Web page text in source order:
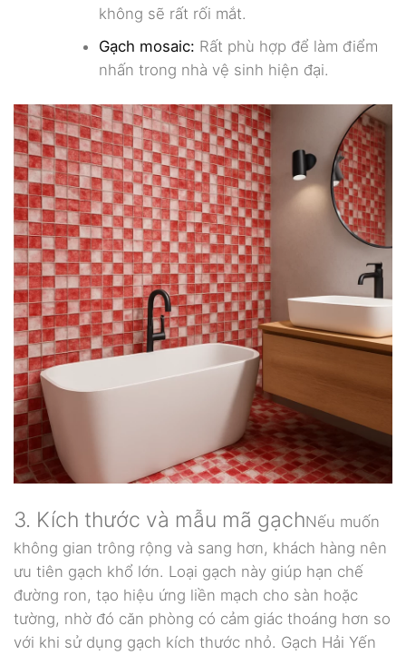
không sẽ rất rối mắt.
Gạch mosaic: Rất phù hợp để làm điểm
nhấn trong nhà vệ sinh hiện đại.
3. Kích thước và mẫu mã gạchNếu muốn
không gian trông rộng và sang hơn, khách hàng nên
ưu tiên gạch khổ lớn. Loại gạch này giúp hạn chế
đường ron, tạo hiệu ứng liền mạch cho sàn hoặc
tường, nhờ đó căn phòng có cảm giác thoáng hơn so
với khi sử dụng gạch kích thước nhỏ. Gạch Hải Yến